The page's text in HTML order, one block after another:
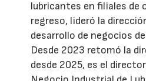
lubricantes en filiales de
regreso, lideró la
desarrollo de negocios
Desde 2023 retomó la
desde 2025, es el